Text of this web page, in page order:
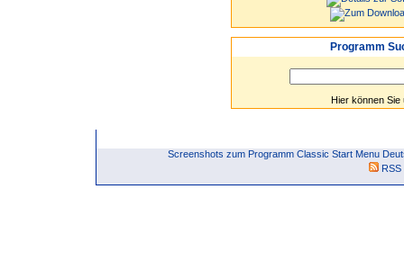
Programm
Hier können
Screenshots zum Programm Classic Start Menu